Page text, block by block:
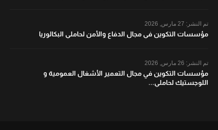
تم النشر:
مؤسسات التكوين في مجال الدفاع والأمن لحاملي البكالوريا
تم النشر:
مؤسسات التكوين في مجال التعمير الأشغال العمومية و
اللوجستيك لحاملي...